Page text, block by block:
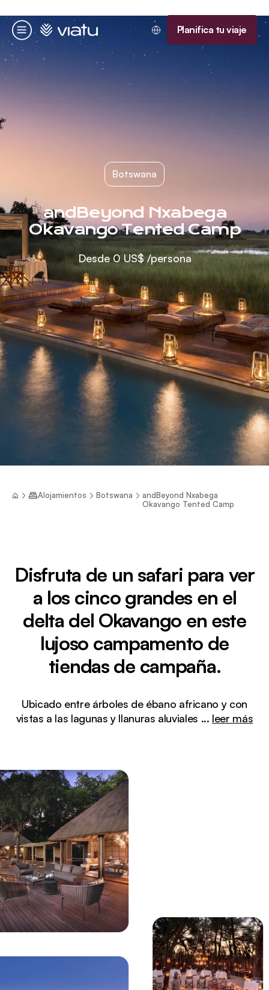
Menú
Página de inicio Planifica tu viaje
Botswana
andBeyond Nxabega
Okavango Tented Camp
Desde0 US$/persona
Alojamientos Botswana
andBeyond Nxabega
Okavango Tented Camp
Disfruta de un safari para ver
a los cinco grandes en el
delta del Okavango en este
lujoso campamento de
tiendas de campaña.
Ubicado entre árboles de ébano africano y con
vistas a las lagunas y llanuras aluviales ... leer más